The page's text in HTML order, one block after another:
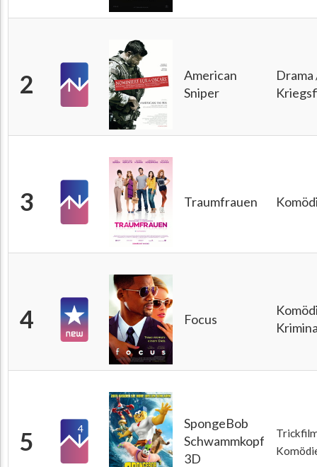
2
American
Sniper
Drama
3 Traumfrauen
4 Focus
5 4
SpongeBob
Schwammkopf
3D